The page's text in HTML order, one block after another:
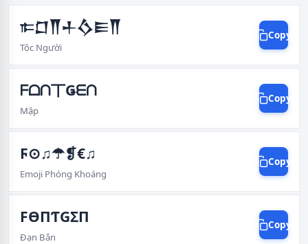
𐎣𒆸𒐖𒈦𒋝𒀼𒐖
Tộc Người
Copy
ᖴᗝᑎ丅Ǥᗴᑎ
Mập
Copy
Ϝ⊙♫☂❡€♫
Emoji Phóng Khoáng
Copy
FӨПƬGΣП
Đạn Bắn
Copy